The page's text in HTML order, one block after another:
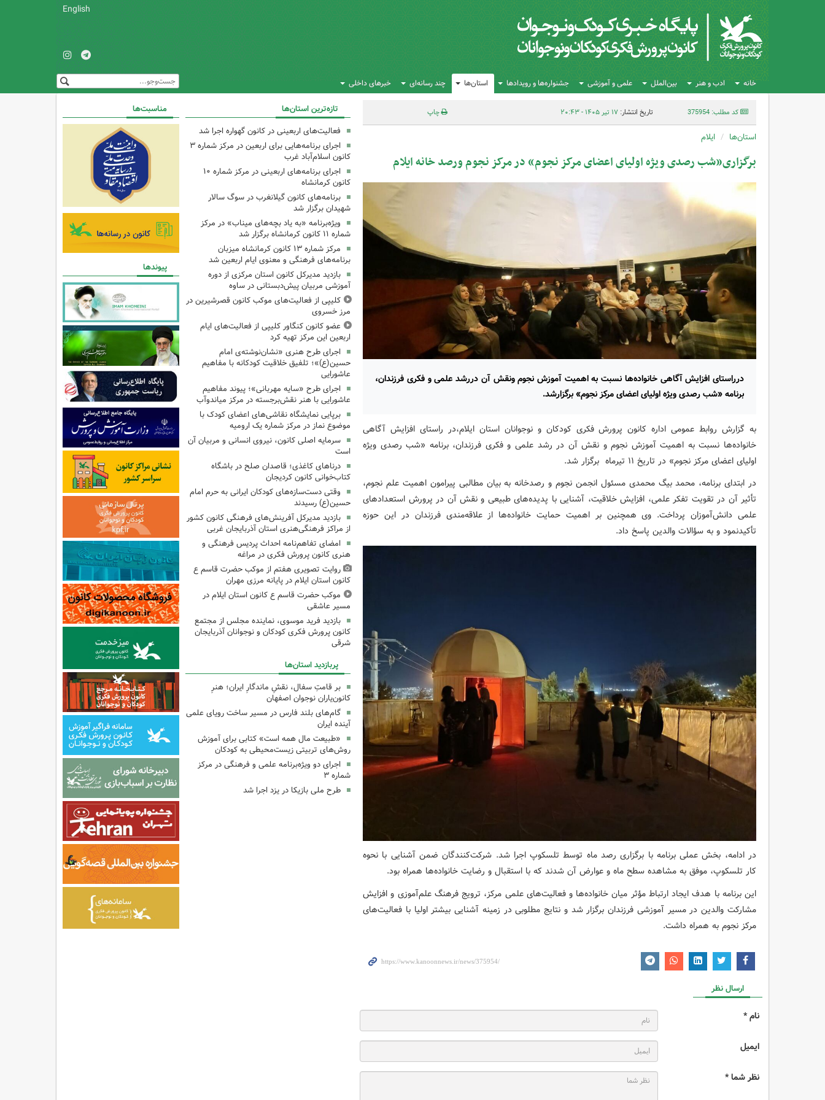
English
خانه ادب و هنر بین‌الملل علمی و آموزشی جشنواره‌ها و رویدادها استان‌ها چند رسانه‌ای خبرهای داخلی
کد مطلب: 375954 تاریخ انتشار:۱۷ تیر ۱۴۰۵ - ۲۰:۴۳ چاپ
استان‌ها ایلام
برگزاری«شب رصدی ویژه اولیای اعضای مرکز نجوم» در مرکز نجوم ورصد خانه ایلام
درراستای افزایش آگاهی خانواده‌ها نسبت به اهمیت آموزش نجوم ونقش آن دررشد علمی و فکری فرزندان،
برنامه «شب رصدی ویژه اولیای اعضای مرکز نجوم» برگزارشد.
به گزارش روابط عمومی اداره کانون پرورش فکری کودکان و نوجوانان استان ایلام،در راستای افزایش آگاهی
خانواده‌ها نسبت به اهمیت آموزش نجوم و نقش آن در رشد علمی و فکری فرزندان، برنامه «شب رصدی ویژه
اولیای اعضای مرکز نجوم» در تاریخ ۱۱ تیرماه برگزار شد.
در ابتدای برنامه، محمد بیگ محمدی مسئول انجمن نجوم و رصدخانه به بیان مطالبی پیرامون اهمیت علم نجوم،
تأثیر آن در تقویت تفکر علمی، افزایش خلاقیت، آشنایی با پدیده‌های طبیعی و نقش آن در پرورش استعدادهای
علمی دانش‌آموزان پرداخت. وی همچنین بر اهمیت حمایت خانواده‌ها از علاقه‌مندی فرزندان در این حوزه
تأکیدنمود و به سؤالات والدین پاسخ داد.
در ادامه، بخش عملی برنامه با برگزاری رصد ماه توسط تلسکوپ اجرا شد. شرکت‌کنندگان ضمن آشنایی با نحوه
کار تلسکوپ، موفق به مشاهده سطح ماه و عوارض آن شدند که با استقبال و رضایت خانواده‌ها همراه بود.
این برنامه با هدف ایجاد ارتباط مؤثر میان خانواده‌ها و فعالیت‌های علمی مرکز، ترویج فرهنگ علم‌آموزی و افزایش
مشارکت والدین در مسیر آموزشی فرزندان برگزار شد و نتایج مطلوبی در زمینه آشنایی بیشتر اولیا با فعالیت‌های
مرکز نجوم به همراه داشت.
ارسال نظر
نام *
ایمیل
نظر شما *
تازه‌ترین استان‌ها
فعالیت‌های اربعینی در کانون گهواره اجرا شد
اجرای برنامه‌هایی برای اربعین در مرکز شماره ۳
کانون اسلام‌آباد غرب
اجرای برنامه‌های اربعینی در مرکز شماره ۱۰
کانون کرمانشاه
برنامه‌های کانون گیلانغرب در سوگ سالار
شهیدان برگزار شد
ویژه‌برنامه «به یاد بچه‌های میناب» در مرکز
شماره ۱۱ کانون کرمانشاه برگزار شد
مرکز شماره ۱۳ کانون کرمانشاه میزبان
برنامه‌های فرهنگی و معنوی ایام اربعین شد
بازدید مدیرکل کانون استان مرکزی از دوره
آموزشی مربیان پیش‌دبستانی در ساوه
کلیپی از فعالیت‌های موکب کانون قصرشیرین در
مرز خسروی
عضو کانون کنگاور کلیپی از فعالیت‌های ایام
اربعین این مرکز تهیه کرد
اجرای طرح هنری «نشان‌نوشته‌ی امام
حسین(ع)»؛ تلفیق خلاقیت کودکانه با مفاهیم
عاشورایی
اجرای طرح «سایه مهربانی»؛ پیوند مفاهیم
عاشورایی با هنر نقش‌برجسته در مرکز میاندوآب
برپایی نمایشگاه نقاشی‌های اعضای کودک با
موضوع نماز در مرکز شماره یک ارومیه
سرمایه اصلی کانون، نیروی انسانی و مربیان آن
است
درناهای کاغذی؛ قاصدان صلح در باشگاه
کتاب‌خوانی کانون کردیجان
وقتی دست‌سازه‌های کودکان ایرانی به حرم امام
حسین(ع) رسیدند
بازدید مدیرکل آفرینش‌های فرهنگی کانون کشور
از مراکز فرهنگی‌هنری استان آذربایجان غربی
امضای تفاهم‌نامه احداث پردیس فرهنگی و
هنری کانون پرورش فکری در مراغه
روایت تصویری هفتم از موکب حضرت قاسم ع
کانون استان ایلام در پایانه مرزی مهران
موکب حضرت قاسم ع کانون استان ایلام در
مسیر عاشقی
بازدید فرید موسوی، نماینده مجلس از مجتمع
کانون پرورش فکری کودکان و نوجوانان آذربایجان
شرقی
پربازدید استان‌ها
بر قامتِ سفال، نقشِ ماندگارِ ایران؛ هنرِ
کانون‌یاران نوجوان اصفهان
گام‌های بلند فارس در مسیر ساخت رویای علمی
آینده ایران
«طبیعت مال همه است» کتابی برای آموزش
روش‌های تربیتی زیست‌محیطی به کودکان
اجرای دو ویژه‌برنامه علمی و فرهنگی در مرکز
شماره ۳
طرح ملی بازیکا در یزد اجرا شد
مناسبت‌ها
پیوندها